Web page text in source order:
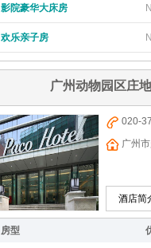
影院豪华大床房
欢乐亲子房
广州动物园区庄
020-
广州
酒店简
房型